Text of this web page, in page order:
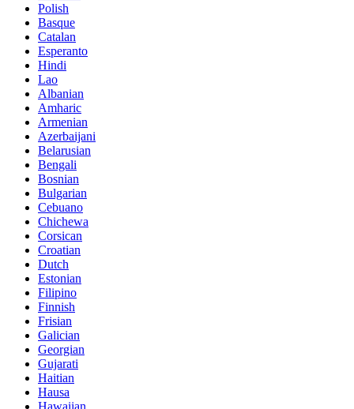
Polish
Basque
Catalan
Esperanto
Hindi
Lao
Albanian
Amharic
Armenian
Azerbaijani
Belarusian
Bengali
Bosnian
Bulgarian
Cebuano
Chichewa
Corsican
Croatian
Dutch
Estonian
Filipino
Finnish
Frisian
Galician
Georgian
Gujarati
Haitian
Hausa
Hawaiian